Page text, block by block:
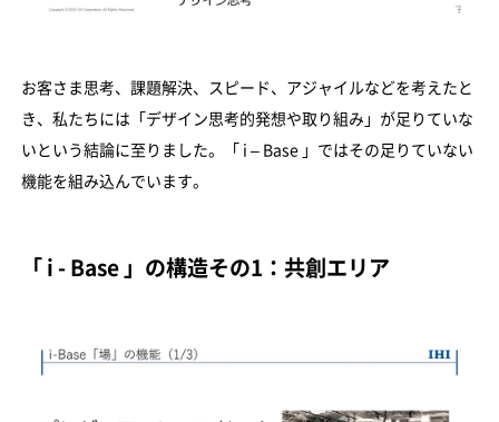
お客さま思考、課題解決、スピード、アジャイルなどを考えたと
き、私たちには「デザイン思考的発想や取り組み」が足りていな
いという結論に至りました。「 i – Base 」ではその足りていない
機能を組み込んでいます。
「 i - Base 」の構造その1：共創エリア